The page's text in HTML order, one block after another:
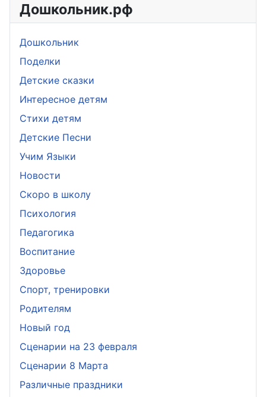
Дошкольник.рф
Дошкольник
Поделки
Детские сказки
Интересное детям
Стихи детям
Детские Песни
Учим Языки
Новости
Скоро в школу
Психология
Педагогика
Воспитание
Здоровье
Спорт, тренировки
Родителям
Новый год
Сценарии на 23 февраля
Сценарии 8 Марта
Различные праздники